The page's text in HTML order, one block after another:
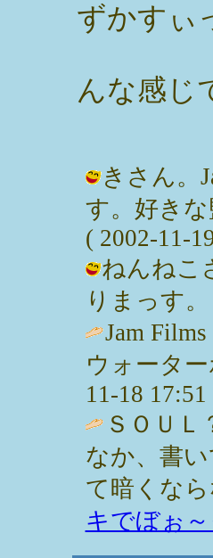
ずかすぃ
んな感じ
きさん。
す。好き
( 2002-11-
ねんねこ
りまっす
Jam
ウォータ
11-18 17:51
ＳＯＵ
なか、書
て暗くな
キでぼぉ～